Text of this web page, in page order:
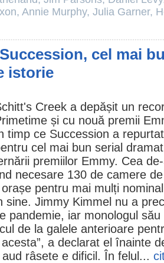
, Annie Murphy, Julia Garner,
cel mai
istorie
Creek a depășit un
și cu nouă premii
timp ce Succession a
cel mai bun serial
premiilor Emmy. Cea
necesare 130 de camere
pentru mai mulți
sine. Jimmy Kimmel nu a
pandemie, iar monologul
de la galele anterioare
a declarat el înainte
râsete e dificil. În felul...